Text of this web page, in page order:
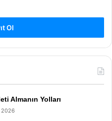
Ol
Almanın Yolları